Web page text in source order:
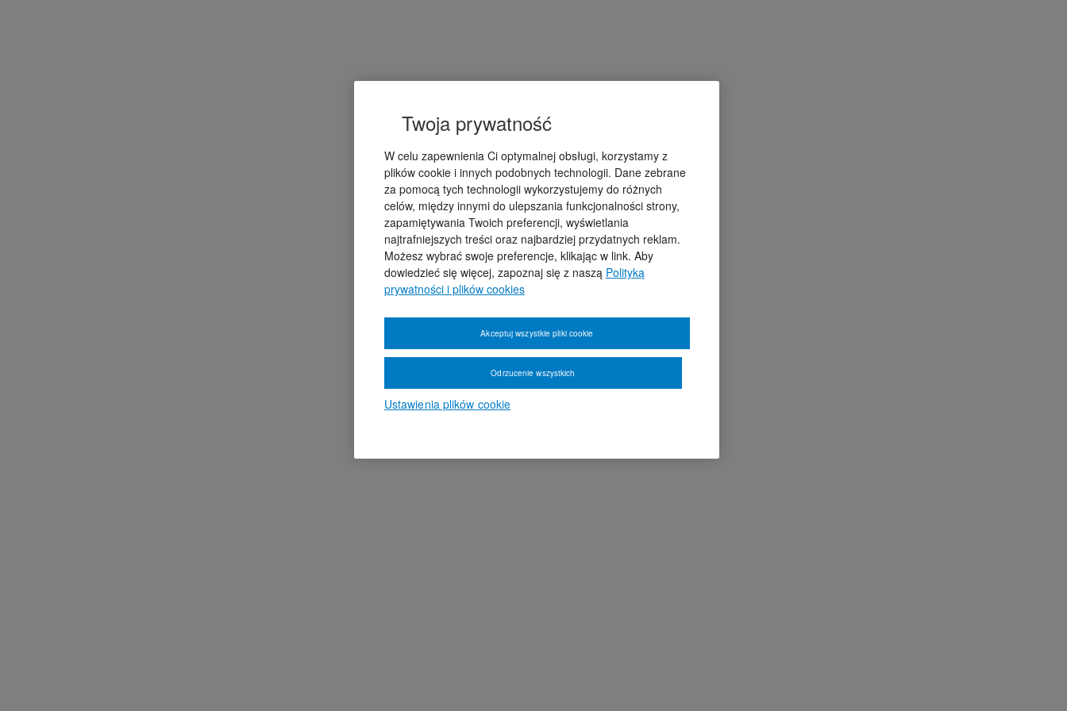
Twoja prywatność
W celu zapewnienia Ci optymalnej obsługi, korzystamy z
plików cookie i innych podobnych technologii. Dane zebrane
za pomocą tych technologii wykorzystujemy do różnych
celów, między innymi do ulepszania funkcjonalności strony,
zapamiętywania Twoich preferencji, wyświetlania
najtrafniejszych treści oraz najbardziej przydatnych reklam.
Możesz wybrać swoje preferencje, klikając w link. Aby
dowiedzieć się więcej, zapoznaj się z naszą Polityką
prywatności i plików cookies
Ustawienia plików cookie
Odrzucenie wszystkich
Akceptuj wszystkie pliki cookie